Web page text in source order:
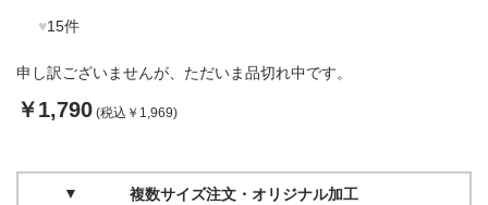
♥15件
申し訳ございませんが、ただいま品切れ中です。
￥1,790 (税込￥1,969)
複数サイズ注文・オリジナル加工